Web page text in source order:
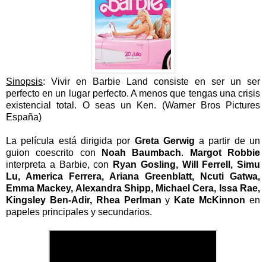
Sinopsis: Vivir en Barbie Land consiste en ser un ser
perfecto en un lugar perfecto. A menos que tengas una crisis
existencial total. O seas un Ken. (Warner Bros Pictures
España)
La película está dirigida por Greta Gerwig a partir de un
guion coescrito con
Noah Baumbach.
Margot Robbie
interpreta a Barbie, con
Ryan Gosling, Will Ferrell, Simu
Lu, America Ferrera, Ariana Greenblatt, Ncuti Gatwa,
Emma Mackey, Alexandra Shipp, Michael Cera, Issa Rae,
Kingsley Ben-Adir, Rhea Perlman y Kate McKinnon en
papeles principales y secundarios.